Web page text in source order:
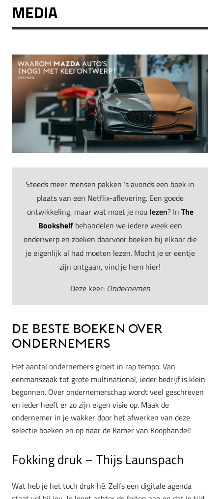
MEDIA
Steeds meer mensen pakken ’s avonds een boek in
plaats van een Netflix-aflevering. Een goede
ontwikkeling, maar wat moet je nou lezen? In The
Bookshelfbehandelen we iedere week een
onderwerp en zoeken daarvoor boeken bij elkaar die
je eigenlijk al had moeten lezen. Mocht je er eentje
zijn ontgaan, vind je hem hier!
Deze keer: Ondernemen
De beste boeken over
ondernemers
Het aantal ondernemers groeit in rap tempo. Van
eenmanszaak tot grote multinational, ieder bedrijf is klein
begonnen. Over ondernemerschap wordt veel geschreven
en ieder heeft er zo zijn eigen visie op. Maak de
ondernemer in je wakker door het afwerken van deze
selectie boeken en op naar de Kamer van Koophandel!
Fokking druk – Thijs Launspach
Wat heb je het toch druk hé. Zelfs een digitale agenda